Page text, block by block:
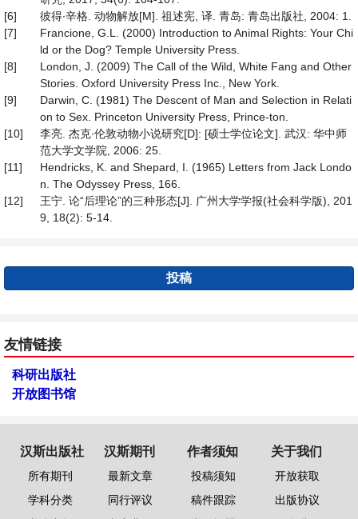
[6]
彼得∙辛格. 动物解放[M]. 祖述宪, 译. 青岛: 青岛出版社, 2004: 1.
[7]
Francione, G.L. (2000) Introduction to Animal Rights: Your Chi
ld or the Dog? Temple University Press.
[8]
London, J. (2009) The Call of the Wild, White Fang and Other
Stories. Oxford University Press Inc., New York.
[9]
Darwin, C. (1981) The Descent of Man and Selection in Relati
on to Sex. Princeton University Press, Prince-ton.
[10]
李亮. 杰克∙伦敦动物小说研究[D]: [硕士学位论文]. 武汉: 华中师
范大学文学院, 2006: 25.
[11]
Hendricks, K. and Shepard, I. (1965) Letters from Jack Londo
n. The Odyssey Press, 166.
[12]
王宁. 论“后理论”的三种形态[J]. 广州大学学报(社会科学版), 201
9, 18(2): 5-14.
投稿
友情链接
科研出版社
开放图书馆
汉斯出版社
所有期刊
学科分类
汉斯期刊
最新文章
同行评议
作者须知
投稿须知
稿件跟踪
关于我们
开放获取
出版协议